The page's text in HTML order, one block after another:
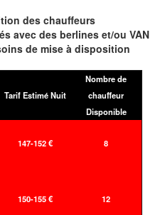
des chauffeurs
avec des berlines et/ou VAN
de mise à disposition
Tarif Estimé Nuit
Nombre de
chauffeur
Disponible
147-152 € 8
150-155 € 12